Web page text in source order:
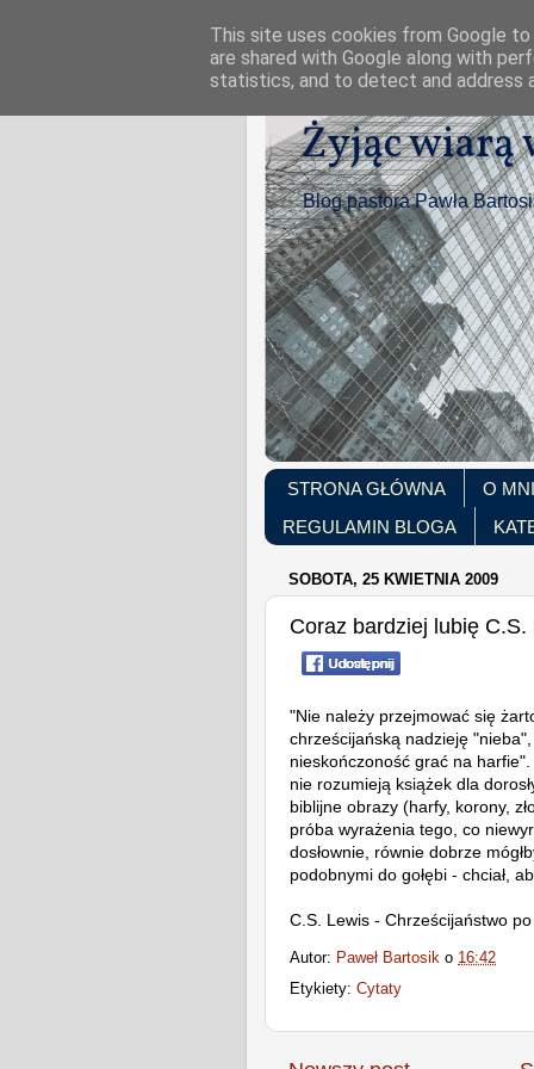
Żyjąc wiarą
Blog pastora Pawła
STRONA GŁÓWNA O
REGULAMIN BLOGA
SOBOTA, 25 KWIETNIA 2009
Coraz bardziej lubię C.S.
"Nie należy przejmować się
chrześcijańską nadzieję
nieskończoność grać na
nie rozumieją książek dla
biblijne obrazy (harfy, korony,
próba wyrażenia tego, co
dosłownie, równie dobrze
podobnymi do gołębi - chciał,
C.S. Lewis - Chrześcijaństwo po
Autor: Paweł Bartosik o 16:42
Etykiety: Cytaty
This site uses cookies from Google
are shared with Google along with
statistics, and to detect and address